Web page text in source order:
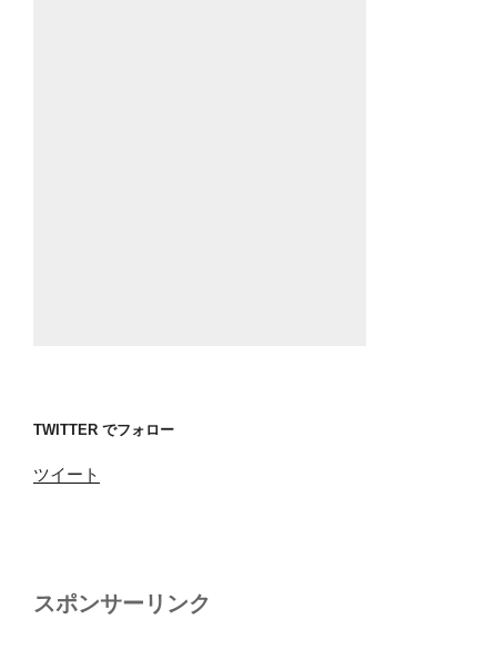
TWITTER でフォロー
ツイート
スポンサーリンク